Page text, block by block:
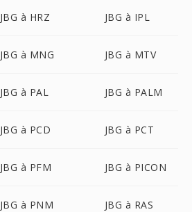
JBG à HRZ JBG à IPL
JBG à MNG JBG à MTV
JBG à PAL JBG à PALM
JBG à PCD JBG à PCT
JBG à PFM JBG à PICON
JBG à PNM JBG à RAS